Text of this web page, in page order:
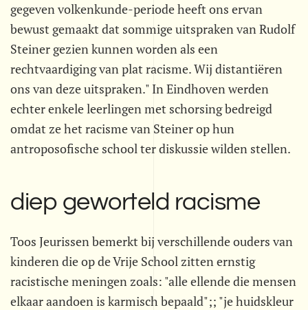
gegeven volkenkunde-periode heeft ons ervan
bewust gemaakt dat sommige uitspraken van Rudolf
Steiner gezien kunnen worden als een
rechtvaardiging van plat racisme. Wij distantiëren
ons van deze uitspraken." In Eindhoven werden
echter enkele leerlingen met schorsing bedreigd
omdat ze het racisme van Steiner op hun
antroposofische school ter diskussie wilden stellen.
diep geworteld racisme
Toos Jeurissen bemerkt bij verschillende ouders van
kinderen die op de Vrije School zitten ernstig
racistische meningen zoals: "alle ellende die mensen
elkaar aandoen is karmisch bepaald";; "je huidskleur